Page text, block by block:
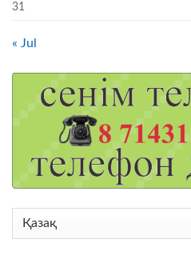
31
« Jul
Choose